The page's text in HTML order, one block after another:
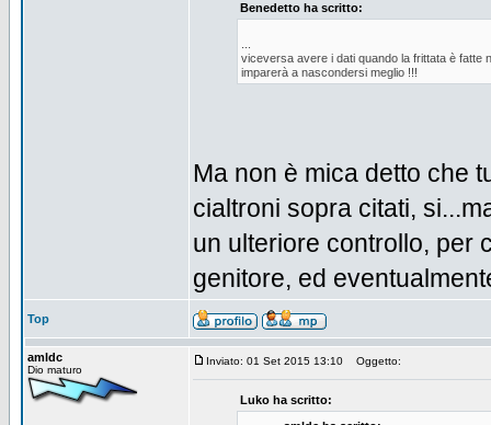
Benedetto ha scritto:
viceversa avere i dati quando la frittata è fatte
imparerà a nascondersi meglio !!!
Ma non è mica detto che
cialtroni sopra citati,
un ulteriore controllo, per
genitore, ed
Top
amldc
Dio maturo
Inviato: 01 Set 2015 13:10 Oggetto:
Luko ha scritto: